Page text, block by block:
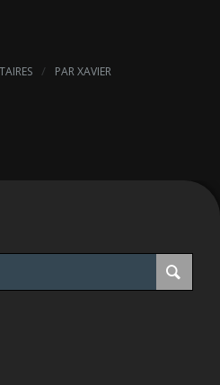
/ PARXAVIER